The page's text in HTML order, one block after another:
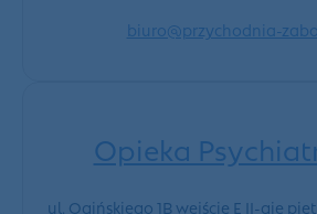
biuro@przychodnia-
Opieka
ul. Ogińskiego 1B wejście E II-gie